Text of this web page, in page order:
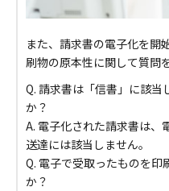
また、請求書の電子化を開
刷物の原本性に関して質問
Q. 請求書は「信書」に該
か？
A. 電子化された請求書は、
送達には該当しません。
Q. 電子で受取ったものを印
か？